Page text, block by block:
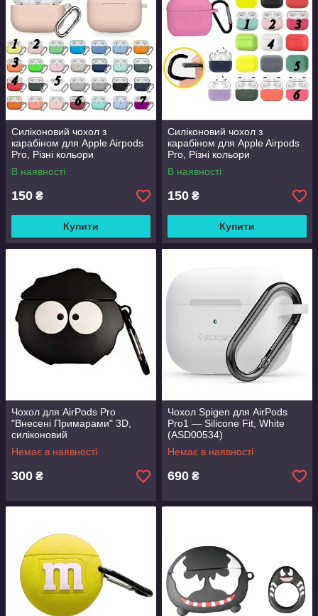
Силіконовий чохол з
карабіном для Apple Airpods
Pro, Різні кольори
В наявності
150 ₴
Купити
Силіконовий чохол з
карабіном для Apple Airpods
Pro, Різні кольори
В наявності
150 ₴
Купити
Чохол для AirPods Pro
"Внесені Примарами" 3D,
силіконовий
Немає в наявності
300 ₴
Чохол Spigen для AirPods
Pro1 — Silicone Fit, White
(ASD00534)
Немає в наявності
690 ₴